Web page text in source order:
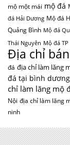
mộ một mái mộ đá
đá Hải Dương Mộ đá
Quảng Bình Mộ đá
Thái Nguyên Mộ đá TP
Địa chỉ
đá địa chỉ làm lăng
đá tại bình dương
chỉ làm lăng mộ
Nội địa chỉ làm lăng
ninh